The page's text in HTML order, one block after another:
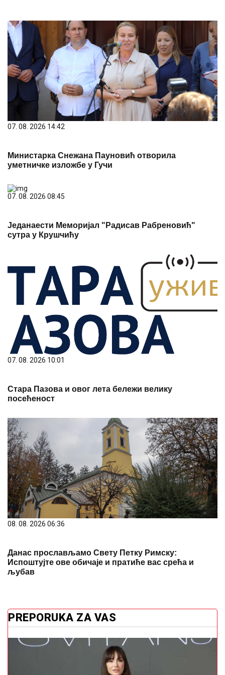
07. 08. 2026 14:42
Министарка Снежана Пауновић отворила
уметничке изложбе у Гучи
07. 08. 2026 08:45
Једанаести Меморијал "Радисав Рабреновић"
сутра у Крушчићу
07. 08. 2026 10:01
Стара Пазова и овог лета бележи велику
посећеност
08. 08. 2026 06:36
Данас прослављамо Свету Петку Римску:
Испоштујте ове обичаје и пратиће вас срећа и
љубав
PREPORUKA ZA VAS